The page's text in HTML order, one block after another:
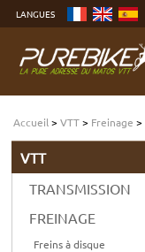
contenu
menu
Aller
LANGUES
Accueil >VTT> Freinage >
VTT
TRANSMISSION
FREINAGE
Freins à disque